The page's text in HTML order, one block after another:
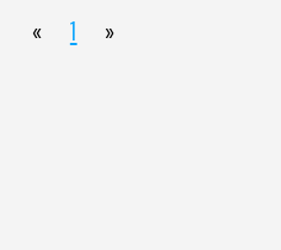
« 1 »